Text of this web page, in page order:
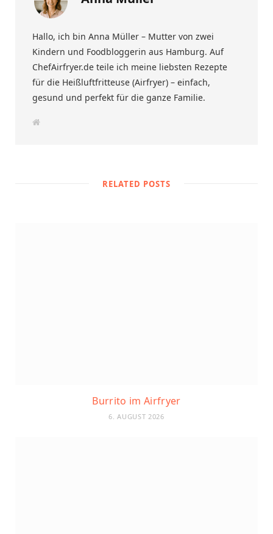
Hallo, ich bin Anna Müller – Mutter von zwei
Kindern und Foodbloggerin aus Hamburg. Auf
ChefAirfryer.de teile ich meine liebsten Rezepte
für die Heißluftfritteuse (Airfryer) – einfach,
gesund und perfekt für die ganze Familie.
RELATED POSTS
Burrito im Airfryer
6. AUGUST 2026